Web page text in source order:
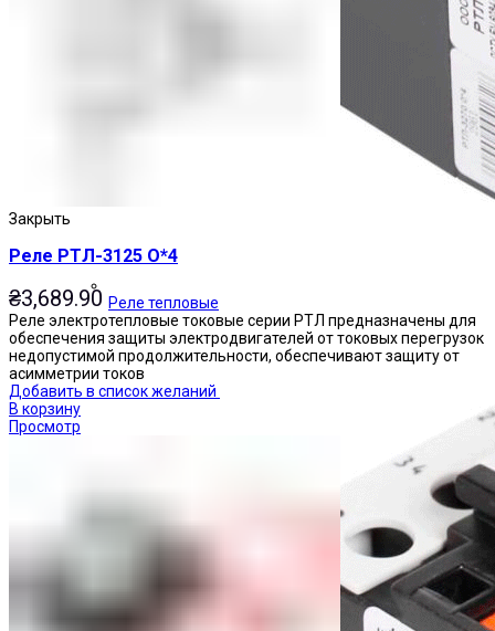
Реле тепловые
Закрыть
Реле РТЛ-3125 О*4
₴3,689.90
Реле электротепловые токовые серии РТЛ предназначены для
обеспечения защиты электродвигателей от токовых перегрузок
недопустимой продолжительности, обеспечивают защиту от
асимметрии токов
Добавить в список желаний
В корзину
Просмотр